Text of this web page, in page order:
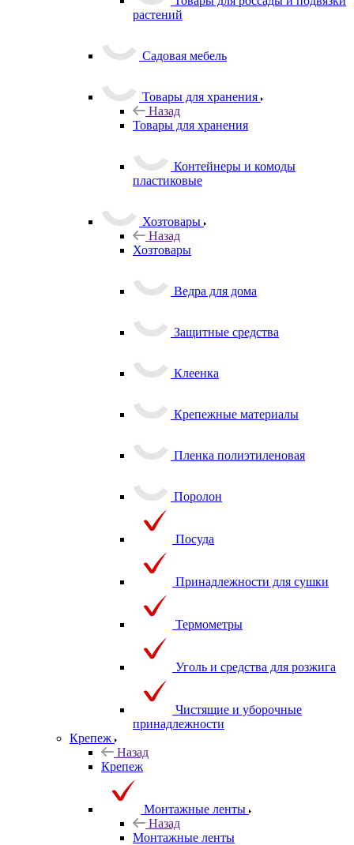
растений
Садовая мебель
Товары для хранения
Назад
Товары для хранения
Контейнеры и комоды
пластиковые
Хозтовары
Назад
Хозтовары
Ведра для дома
Защитные средства
Клеенка
Крепежные материалы
Пленка полиэтиленовая
Поролон
Посуда
Принадлежности для сушки
Термометры
Уголь и средства для розжига
Чистящие и уборочные
принадлежности
Крепеж
Назад
Крепеж
Монтажные ленты
Назад
Монтажные ленты